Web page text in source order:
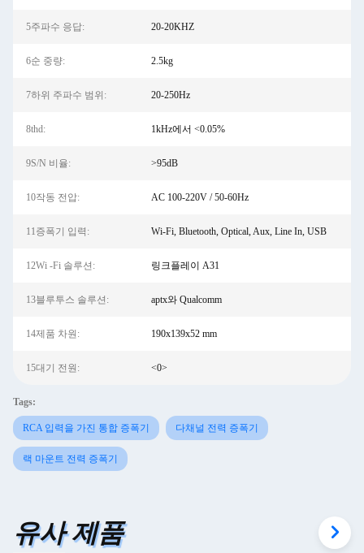
5주파수 응답: 20-20KHZ
6순 중량: 2.5kg
7하위 주파수 범위: 20-250Hz
8thd: 1kHz에서 <0.05%
9S/N 비율: >95dB
10작동 전압: AC 100-220V / 50-60Hz
11증폭기 입력: Wi-Fi, Bluetooth, Optical, Aux, Line In, USB
12Wi -Fi 솔루션: 링크플레이 A31
13블루투스 솔루션: aptx와 Qualcomm
14제품 차원: 190x139x52 mm
15대기 전원: <0>
Tags:
RCA 입력을 가진 통합 증폭기 다채널 전력 증폭기
랙 마운트 전력 증폭기
유사 제품